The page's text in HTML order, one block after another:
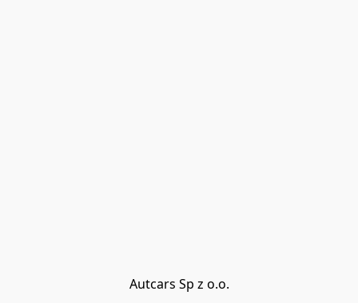
Autcars Sp z o.o.